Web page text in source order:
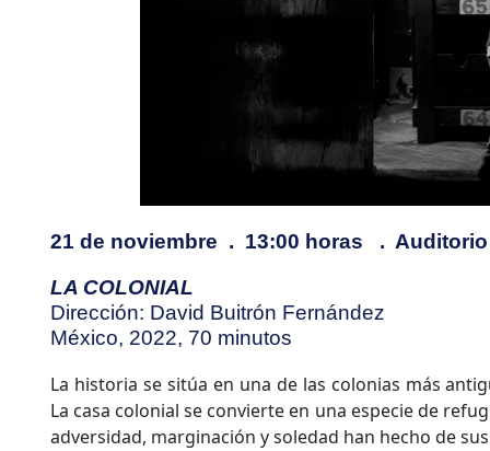
21 de noviembre . 13:00 horas .
LA COLONIAL
Dirección: David Buitrón Fernández
México, 2022, 70 minutos
La historia se sitúa en una de las colonias más
La casa colonial se convierte en una especie de
adversidad, marginación y soledad han hecho de